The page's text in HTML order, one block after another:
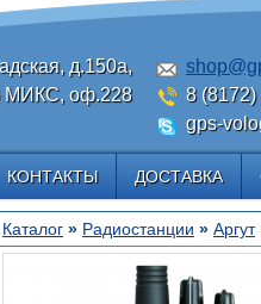
д.150а,
МИКС, оф.228
8 (8172)
gps-
КОНТАКТЫ ДОСТАВКА
Каталог » Радиостанции » Аргут